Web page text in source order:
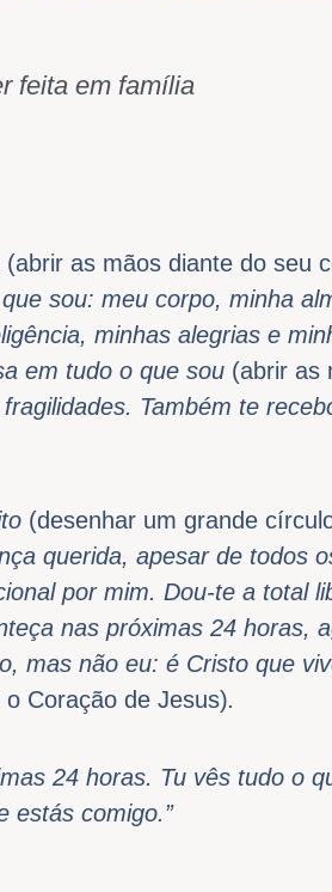
feita em família
(abrir as mãos diante do seu
sou: meu corpo, minha
minhas alegrias e
em tudo o que sou (abrir as
Também te
(desenhar um grande
querida, apesar de todos
por mim. Dou-te a total
nas próximas 24 horas,
mas não eu: é Cristo que
Coração de Jesus).
24 horas. Tu vês tudo o
estás comigo.”